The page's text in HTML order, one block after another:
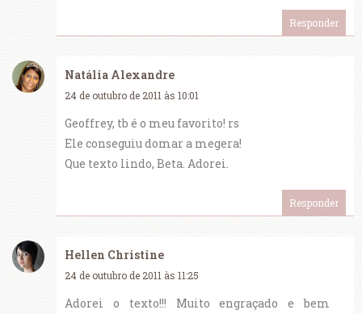
Responder
Natália Alexandre
24 de outubro de 2011 às 10:01
Geoffrey, tb é o meu favorito! rs
Ele conseguiu domar a megera!
Que texto lindo, Beta. Adorei.
Responder
Hellen Christine
24 de outubro de 2011 às 11:25
Adorei o texto!!! Muito engraçado e bem